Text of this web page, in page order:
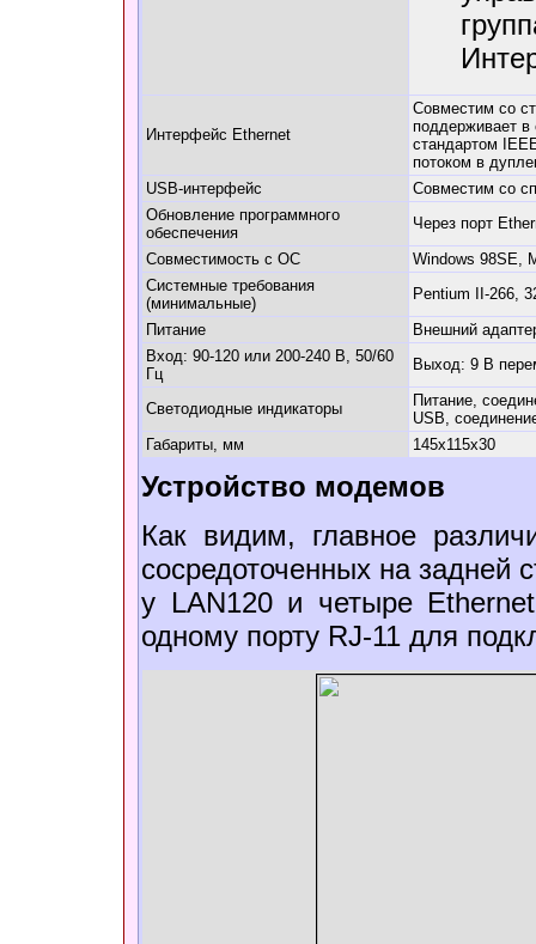
Интерфейс Ethernet
Совместим со
поддерживает в
стандартом
потоком в
USB-интерфейс
Совместим со
Обновление программного
обеспечения
Через порт
Совместимость с ОС
Windows 98SE,
Системные требования
(минимальные)
Pentium II-266,
Питание
Внешний
Вход: 90-120 или 200-240 В, 50/60
Гц
Выход: 9 В
Светодиодные индикаторы
Питание,
USB,
Габариты, мм
145x115x30
Устройство модемов
Как видим, главное
сосредоточенных на задней
у LAN120 и четыре
одному порту RJ-11 для